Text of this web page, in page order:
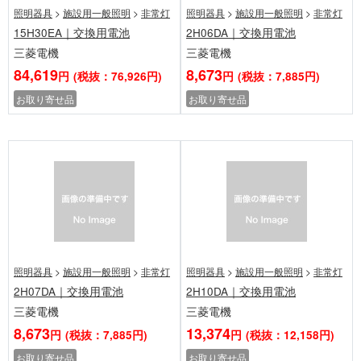
照明器具 > 施設用一般照明 > 非常灯
15H30EA｜交換用電池
三菱電機
84,619円 (税抜：76,926円)
お取り寄せ品
照明器具 > 施設用一般照明 > 非常灯
2H06DA｜交換用電池
三菱電機
8,673円 (税抜：7,885円)
お取り寄せ品
照明器具 > 施設用一般照明 > 非常灯
2H07DA｜交換用電池
三菱電機
8,673円 (税抜：7,885円)
お取り寄せ品
照明器具 > 施設用一般照明 > 非常灯
2H10DA｜交換用電池
三菱電機
13,374円 (税抜：12,158円)
お取り寄せ品